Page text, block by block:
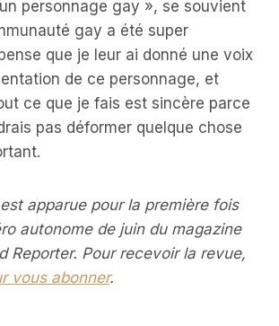
personnage gay », se souvient
gay a été super
que je leur ai donné une voix
de ce personnage, et
ce que je fais est sincère parce
pas déformer quelque chose
apparue pour la première fois
autonome de juin du magazine
Reporter. Pour recevoir la revue,
vous abonner.